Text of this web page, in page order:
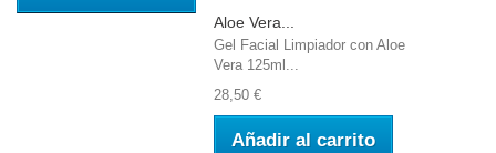
Aloe Vera...
Gel Facial Limpiador con Aloe
Vera 125ml...
28,50 €
Añadir al carrito